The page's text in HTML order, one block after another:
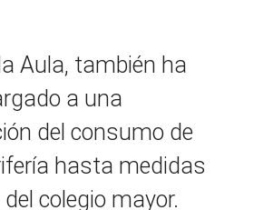
Aula, también ha
a una
del consumo de
hasta medidas
colegio mayor.